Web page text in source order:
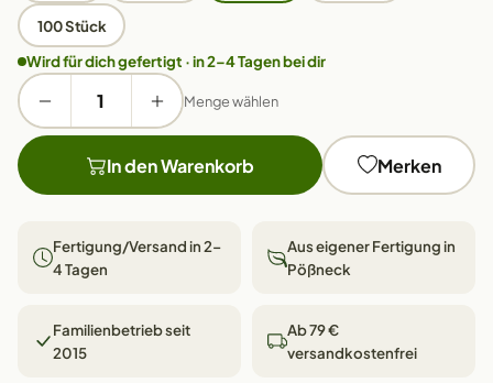
100 Stück
Wird für dich gefertigt · in 2–4 Tagen bei dir
Menge wählen
In den Warenkorb Merken
Fertigung/Versand in 2–
4 Tagen
Aus eigener Fertigung in
Pößneck
Familienbetrieb seit
2015
Ab 79 €
versandkostenfrei